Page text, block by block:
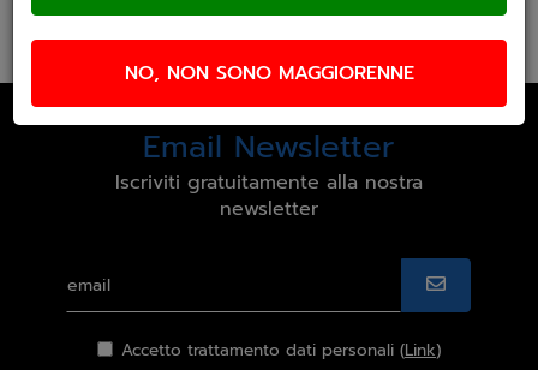
Email Newsletter
Iscriviti gratuitamente alla nostra
newsletter
Accetto trattamento dati personali (Link)
NO, NON SONO MAGGIORENNE